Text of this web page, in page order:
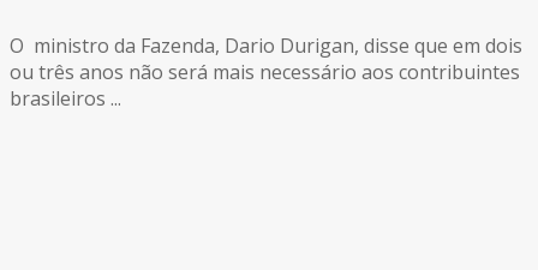
O ministro da Fazenda, Dario Durigan, disse que em dois
ou três anos não será mais necessário aos contribuintes
brasileiros ...